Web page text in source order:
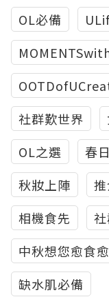
OL必備
社群歎世界
OL之選
春
秋妝上陣
相機食先
中秋想您愈食
缺水肌必備